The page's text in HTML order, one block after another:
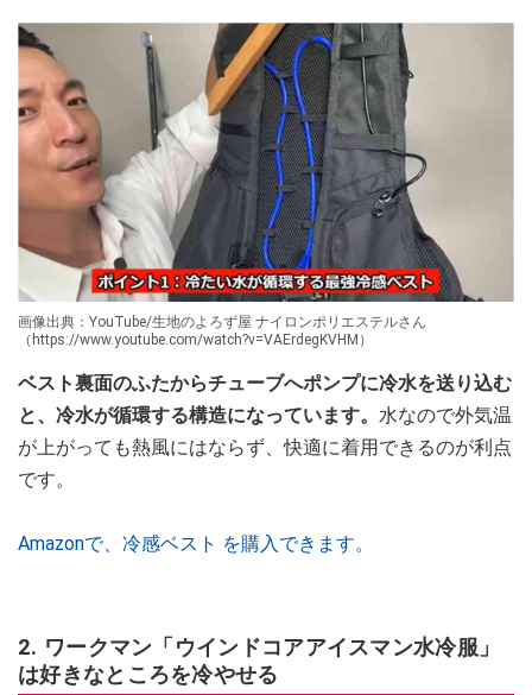
画像出典：YouTube/生地のよろず屋 ナイロンポリエステルさん
（https://www.youtube.com/watch?v=VAErdegKVHM）
ベスト裏面のふたからチューブへポンプに冷水を送り込む
と、冷水が循環する構造になっています。 水なので外気温
が上がっても熱風にはならず、快適に着用できるのが利点
です。
Amazonで、冷感ベスト を購入できます。
2. ワークマン「ウインドコアアイスマン水冷服」
は好きなところを冷やせる